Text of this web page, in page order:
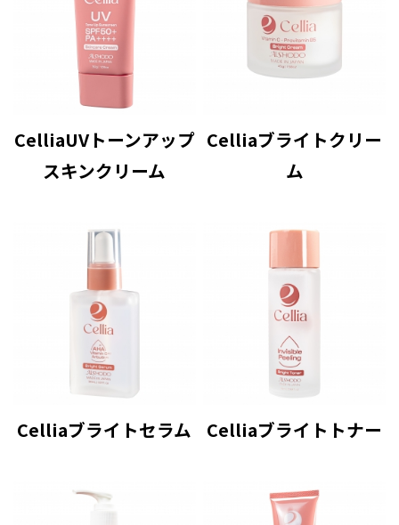
CelliaUVトーンアップ
スキンクリーム
Celliaブライトクリー
ム
Celliaブライトセラム Celliaブライトトナー